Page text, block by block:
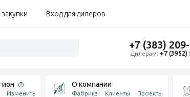
Вход для дилеров
+7 (383)
Дилерам: +7 (3952)
Изменить
О компании
Фабрика Клиенты Проекты